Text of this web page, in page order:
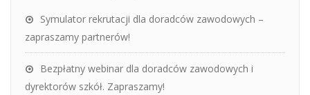
Symulator rekrutacji dla doradców zawodowych –
zapraszamy partnerów!
Bezpłatny webinar dla doradców zawodowych i
dyrektorów szkół. Zapraszamy!